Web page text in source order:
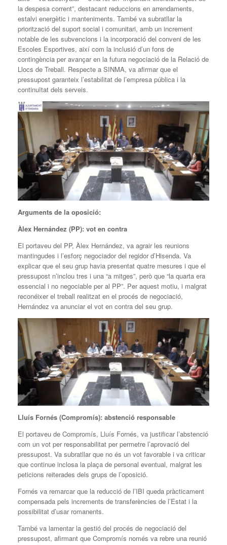
la despesa corrent”, destacant reduccions en arrendaments,
estalvi energètic i manteniments. També va subratllar la
priorització del suport social i comunitari, amb un increment
notable de les subvencions i la incorporació del conveni de les
Escoles Esportives, així com la inclusió d’un fons de
contingència per avançar en la futura negociació de la Relació de
Llocs de Treball. Respecte a SINMA, va afirmar que el
pressupost garanteix l’estabilitat de l’empresa pública i la
continuïtat dels serveis.
Arguments de la oposició:
Àlex Hernández (PP): vot en contra
El portaveu del PP, Àlex Hernández, va agrair les reunions
mantingudes i l’esforç negociador del regidor d’Hisenda. Va
explicar que el seu grup havia presentat quatre mesures i que el
pressupost n’inclou tres i una “a mitges”, però que “la quarta era
essencial i no negociable per al PP”. Per aquest motiu, i malgrat
reconéixer el treball realitzat en el procés de negociació,
Hernández va anunciar el vot en contra del seu grup.
Lluís Fornés (Compromís): abstenció responsable
El portaveu de Compromís, Lluís Fornés, va justificar l’abstenció
com un vot per responsabilitat per permetre l’aprovació del
pressupost. Va subratllar que no és un vot favorable i va criticar
que continue inclosa la plaça de personal eventual, malgrat les
peticions reiterades dels grups de l’oposició.
Fornés va remarcar que la reducció de l’IBI queda pràcticament
compensada pels increments de transferències de l’Estat i la
possibilitat d’usar romanents.
També va lamentar la gestió del procés de negociació del
pressupost, afirmant que Compromís només va rebre una reunió